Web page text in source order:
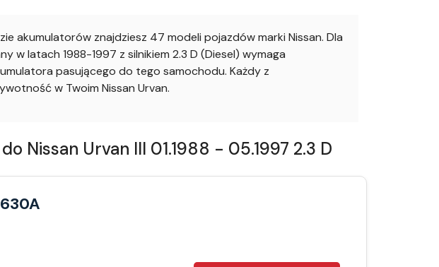
akumulatorów znajdziesz 47 modeli pojazdów marki Nissan. Dla
w latach 1988-1997 z silnikiem 2.3 D (Diesel) wymaga
pasującego do tego samochodu. Każdy z
w Twoim Nissan Urvan.
Nissan Urvan III 01.1988 - 05.1997 2.3 D